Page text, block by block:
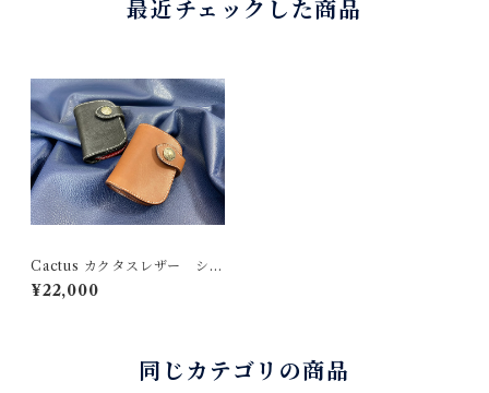
最近チェックした商品
Cactus カクタスレザー ショ
ートウォレット02 イタリ
ー・ブラック（内装コンビカ
¥22,000
同じカテゴリの商品